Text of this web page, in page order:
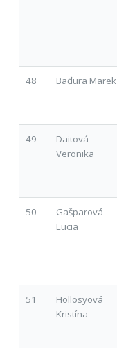
48 Baďura Marek
49
Daitová
Veronika
50
Gašparová
Lucia
51
Hollosyová
Kristína